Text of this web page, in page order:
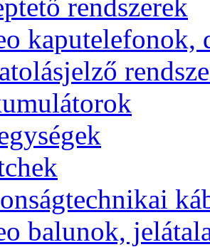
rendszerek
kaputelefonok,
balunok,